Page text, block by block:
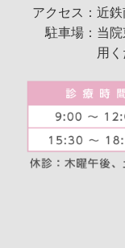
新型コロナワ
10月1日より新
当院では、フ
っております。
予約制となり
の上お問い合
費用：65歳以
アクセス： 近
駐車場： 当
用